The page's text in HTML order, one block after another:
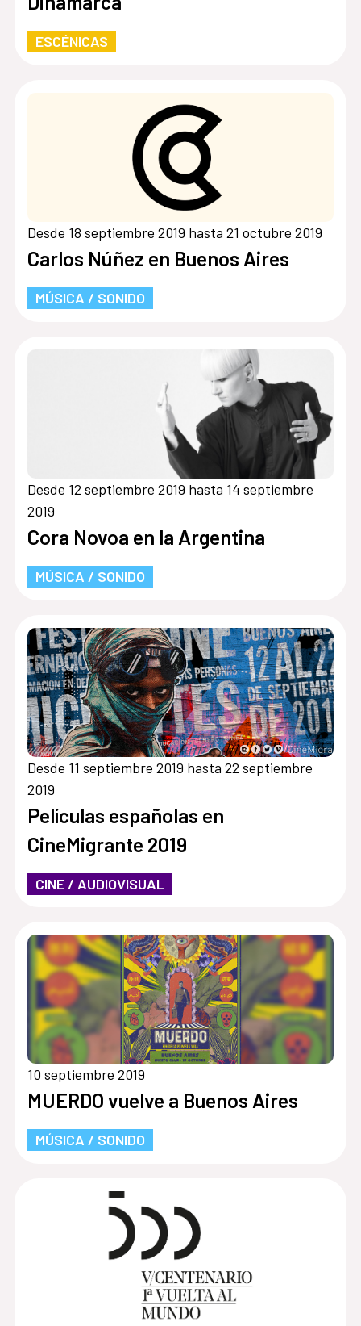
ESCÉNICAS
Desde 18 septiembre 2019 hasta 21 octubre 2019
Carlos Núñez en Buenos Aires
MÚSICA / SONIDO
Desde 12 septiembre 2019 hasta 14 septiembre
2019
Cora Novoa en la Argentina
MÚSICA / SONIDO
Desde 11 septiembre 2019 hasta 22 septiembre
2019
Películas españolas en
CineMigrante 2019
CINE / AUDIOVISUAL
10 septiembre 2019
MUERDO vuelve a Buenos Aires
MÚSICA / SONIDO